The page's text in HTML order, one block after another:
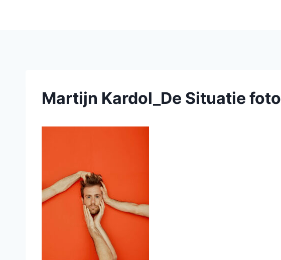
Martijn Kardol_De Situatie foto